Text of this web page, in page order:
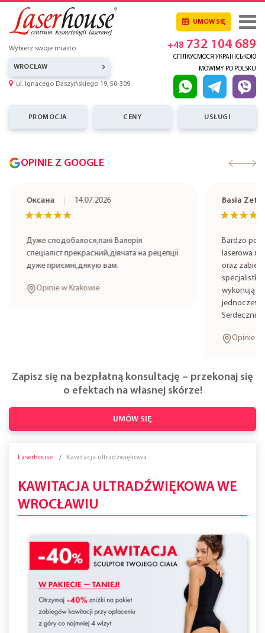
UMÓW SIĘ
Wybierz swoje miasto
WROCŁAW
ul. Ignacego Daszyńskiego 19, 50-309
+48 732 104 689
СПІЛКУЄМОСЯ УКРАЇНСЬКОЮ
MÓWIMY PO POLSKU
PROMOCJA CENY USŁUGI
OPINIE Z GOOGLE
Оксана 14.07.2026
★★★★★
★★★★★
Дуже сподобалося,пані Валерія
спеціаліст прекрасний,дівчата на рецепції
дуже приємні,дякую вам.
Opinie w Krakowie
Basia Zet
Bardzo
laserowa
oraz zabieg
specjalistkę
wykonują
Serdecznie
Opinie w
Zapisz się na bezpłatną konsultację – przekonaj się
o efektach na własnej skórze!
UMÓW SIĘ
Laserhouse Kawitacja ultradźwiękowa
KAWITACJA ULTRADŹWIĘKOWA WE
WROCŁAWIU